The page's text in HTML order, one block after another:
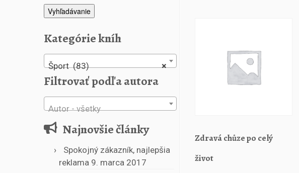
Vyhľadávanie
Kategórie kníh
×
Šport (83)
Filtrovať podľa autora
Autor - všetky
Najnovšie články
Spokojný zákazník, najlepšia
reklama 9. marca 2017
Zdravá chůze po celý
život